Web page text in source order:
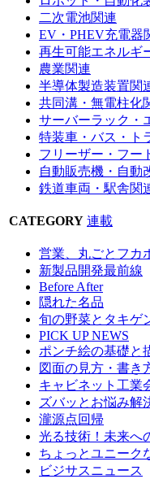
二次電池関連
EV・PHEV充電器
再生可能エネルギ
農業関連
半導体製造装置関
共同溝・無電柱化
サーバーラック・
特装車・バス・ト
フリーザー・フー
自動販売機・自動
鉄道車両・駅舎関
CATEGORY 連載
営業、丸ごとフカ
新製品開発最前線
Before After
隠れた名品
旬の野菜とタキゲ
PICK UP NEWS
ポンチ絵の基礎と
図面の見方・書き
キャビネット工業
ズバッとお悩み解
瀧源点回帰
光る技術！未来へ
ちょっとユニーク
ビジサスニュース